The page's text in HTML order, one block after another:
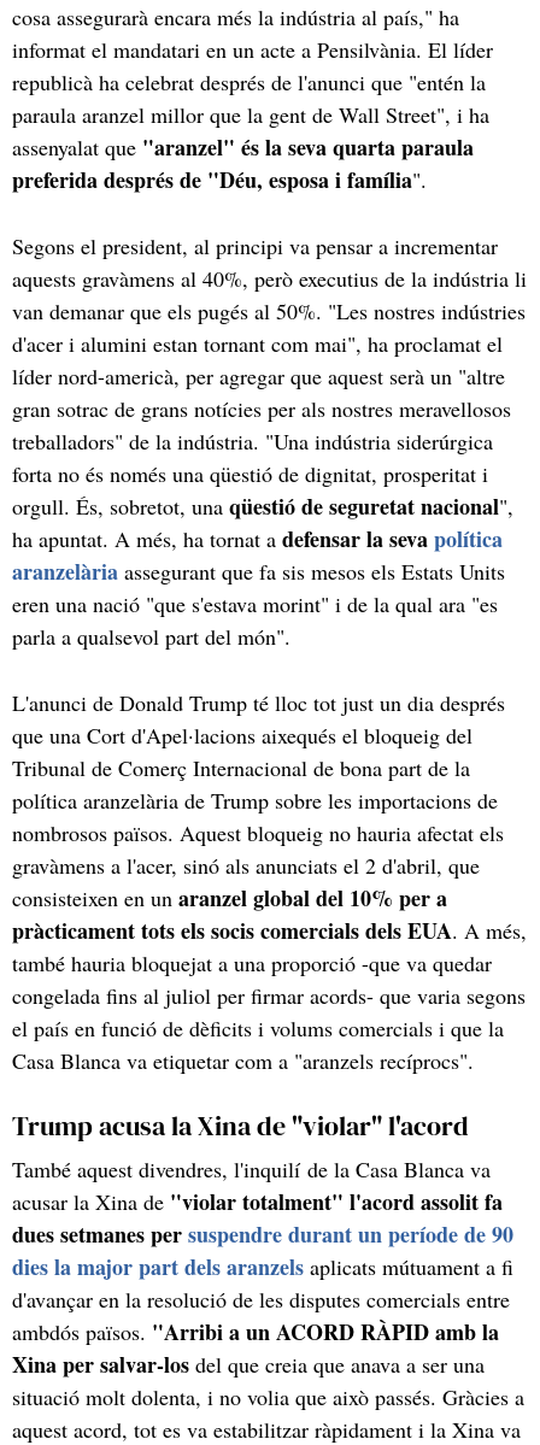
cosa assegurarà encara més la indústria al país," ha
informat el mandatari en un acte a Pensilvània. El líder
republicà ha celebrat després de l'anunci que "entén la
paraula aranzel millor que la gent de Wall Street", i ha
assenyalat que "aranzel" és la seva quarta paraula
preferida després de "Déu, esposa i família".
Segons el president, al principi va pensar a incrementar
aquests gravàmens al 40%, però executius de la indústria li
van demanar que els pugés al 50%. "Les nostres indústries
d'acer i alumini estan tornant com mai", ha proclamat el
líder nord-americà, per agregar que aquest serà un "altre
gran sotrac de grans notícies per als nostres meravellosos
treballadors" de la indústria. "Una indústria siderúrgica
forta no és només una qüestió de dignitat, prosperitat i
orgull. És, sobretot, una qüestió de seguretat nacional",
ha apuntat. A més, ha tornat a defensar la sevapolítica
aranzelària assegurant que fa sis mesos els Estats Units
eren una nació "que s'estava morint" i de la qual ara "es
parla a qualsevol part del món".
L'anunci de Donald Trump té lloc tot just un dia després
que una Cort d'Apel·lacions aixequés el bloqueig del
Tribunal de Comerç Internacional de bona part de la
política aranzelària de Trump sobre les importacions de
nombrosos països. Aquest bloqueig no hauria afectat els
gravàmens a l'acer, sinó als anunciats el 2 d'abril, que
consisteixen en un aranzel global del 10% per a
pràcticament tots els socis comercials dels EUA. A més,
també hauria bloquejat a una proporció -que va quedar
congelada fins al juliol per firmar acords- que varia segons
el país en funció de dèficits i volums comercials i que la
Casa Blanca va etiquetar com a "aranzels recíprocs".
Trump acusa la Xina de "violar" l'acord
També aquest divendres, l'inquilí de la Casa Blanca va
acusar la Xina de "violar totalment" l'acord assolit fa
dues setmanes persuspendre durant un període de 90
dies la major part dels aranzels aplicats mútuament a fi
d'avançar en la resolució de les disputes comercials entre
ambdós països. "Arribi a un ACORD RÀPID amb la
Xina per salvar-los del que creia que anava a ser una
situació molt dolenta, i no volia que això passés. Gràcies a
aquest acord, tot es va estabilitzar ràpidament i la Xina va